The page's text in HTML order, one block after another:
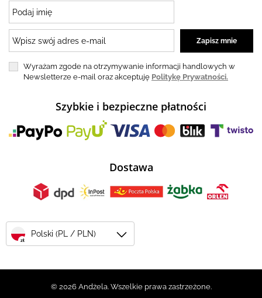
Wyrażam zgode na otrzymywanie informacji handlowych w
Newsletterze e-mail oraz akceptuję Politykę Prywatności.
Szybkie i bezpieczne płatności
Dostawa
zł
Polski (PL / PLN)
© 2026 Andżela. Wszelkie prawa zastrzeżone.